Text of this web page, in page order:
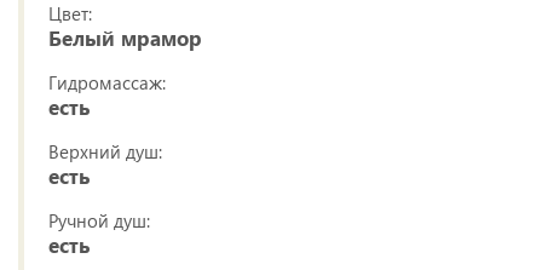
Цвет:
Белый мрамор
Гидромассаж:
есть
Верхний душ:
есть
Ручной душ:
есть